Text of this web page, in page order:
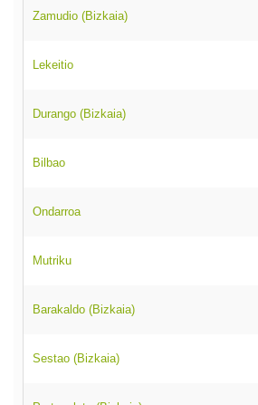
Zamudio (Bizkaia)
Lekeitio
Durango (Bizkaia)
Bilbao
Ondarroa
Mutriku
Barakaldo (Bizkaia)
Sestao (Bizkaia)